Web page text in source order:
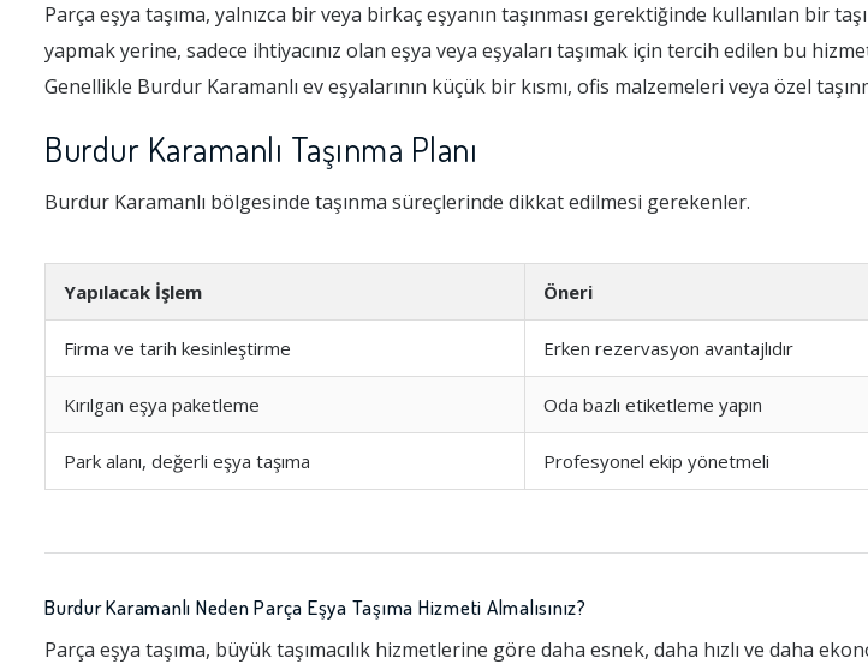
Parça eşya taşıma, yalnızca bir veya birkaç eşyanın taşınması gerektiğinde kullanılan bir
yapmak yerine, sadece ihtiyacınız olan eşya veya eşyaları taşımak için tercih edilen bu
Genellikle Burdur Karamanlı ev eşyalarının küçük bir kısmı, ofis malzemeleri veya özel
Burdur Karamanlı Taşınma Planı
Burdur Karamanlı bölgesinde taşınma süreçlerinde dikkat edilmesi gerekenler.
Yapılacak İşlem Öneri
Firma ve tarih kesinleştirme Erken rezervasyon avantajlıdır
Kırılgan eşya paketleme Oda bazlı etiketleme yapın
Park alanı, değerli eşya taşıma Profesyonel ekip yönetmeli
Burdur Karamanlı Neden Parça Eşya Taşıma Hizmeti Almalısınız?
Parça eşya taşıma, büyük taşımacılık hizmetlerine göre daha esnek, daha hızlı ve daha